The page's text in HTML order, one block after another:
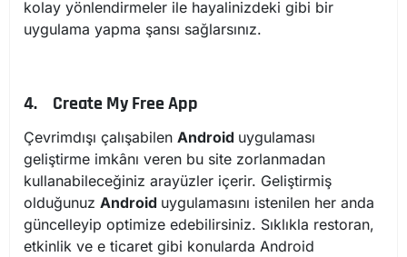
kolay yönlendirmeler ile hayalinizdeki gibi bir
uygulama yapma şansı sağlarsınız.
4. Create My Free App
Çevrimdışı çalışabilen Android uygulaması
geliştirme imkânı veren bu site zorlanmadan
kullanabileceğiniz arayüzler içerir. Geliştirmiş
olduğunuz Android uygulamasını istenilen her anda
güncelleyip optimize edebilirsiniz. Sıklıkla restoran,
etkinlik ve e ticaret gibi konularda Android